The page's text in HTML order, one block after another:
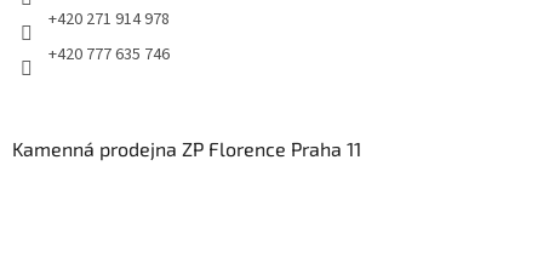
+420 271 914 978
+420 777 635 746
Kamenná prodejna ZP Florence Praha 11